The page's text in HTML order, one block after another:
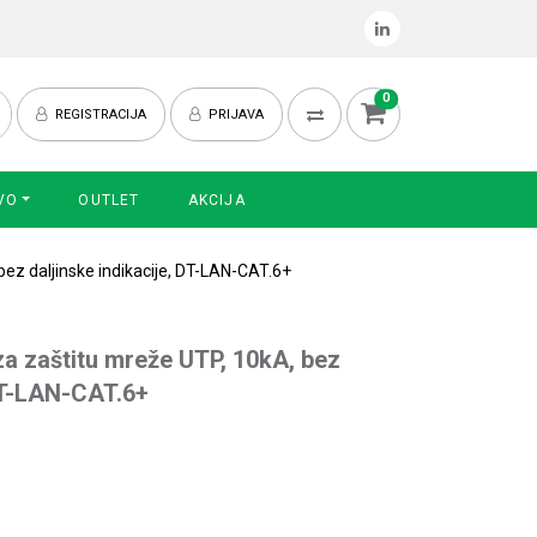
REGISTRACIJA PRIJAVA
0
OUTLET AKCIJA
daljinske indikacije, DT-LAN-CAT.6+
zaštitu mreže UTP, 10kA, bez
LAN-CAT.6+